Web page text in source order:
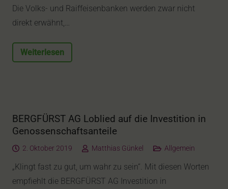
Die Volks- und Raiffeisenbanken werden zwar nicht
direkt erwähnt,…
Weiterlesen
BERGFÜRST AG Loblied auf die Investition in
Genossenschaftsanteile
2. Oktober 2019 Matthias Günkel Allgemein
„Klingt fast zu gut, um wahr zu sein“. Mit diesen Worten
empfiehlt die BERGFÜRST AG Investition in